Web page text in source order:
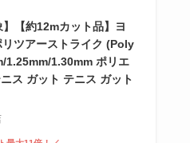
】【約12mカット品】ヨ
ツアーストライク (Poly
1.25mm/1.30mm ポリエ
ス ガット テニス ガット